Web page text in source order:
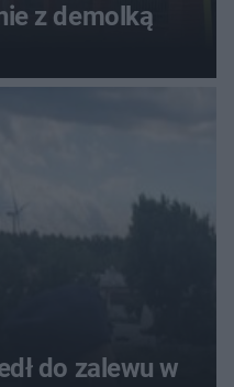
z demolką
do zalewu w